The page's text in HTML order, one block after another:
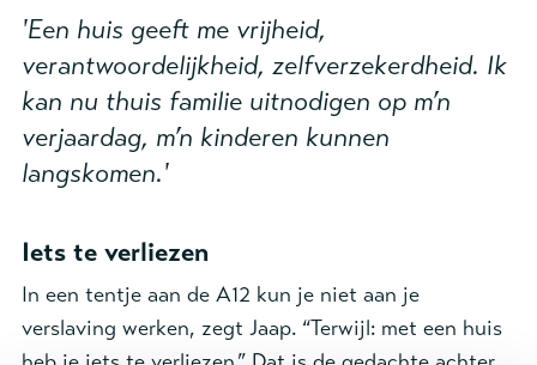
'Een huis geeft me vrijheid,
verantwoordelijkheid, zelfverzekerdheid. Ik
kan nu thuis familie uitnodigen op m’n
verjaardag, m’n kinderen kunnen
langskomen.'
Iets te verliezen
In een tentje aan de A12 kun je niet aan je
verslaving werken, zegt Jaap. “Terwijl: met een huis